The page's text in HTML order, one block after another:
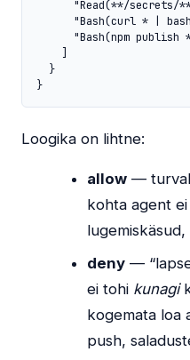
"Read(**/secrets/
"Bash(curl * |
"Bash(npm publish
    ]
  }
}
Loogika on lihtne:
allow —
kohta agent
deny —
ei tohi kunagi
kogemata loa
push,